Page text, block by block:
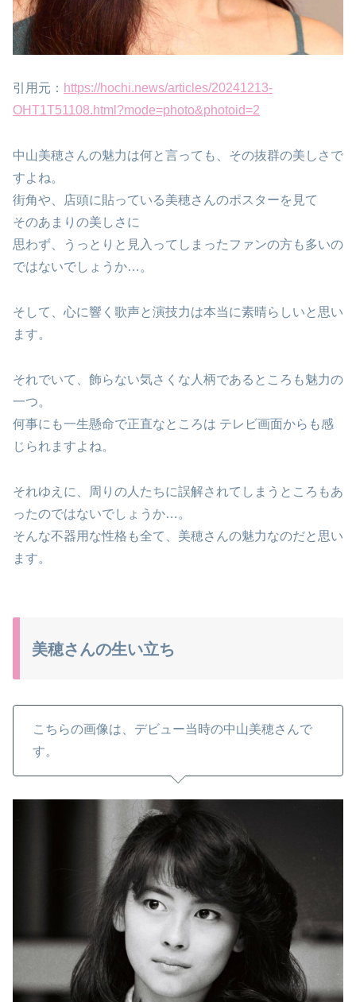
引用元： https://hochi.news/articles/20241213-
OHT1T51108.html?mode=photo&photoid=2
中山美穂さんの魅力は何と言っても、その抜群の美しさで
すよね。
街角や、店頭に貼っている美穂さんのポスターを見て
そのあまりの美しさに
思わず、うっとりと見入ってしまったファンの方も多いの
ではないでしょうか…。
そして、心に響く歌声と演技力は本当に素晴らしいと思い
ます。
それでいて、飾らない気さくな人柄であるところも魅力の
一つ。
何事にも一生懸命で正直なところは テレビ画面からも感
じられますよね。
それゆえに、周りの人たちに誤解されてしまうところもあ
ったのではないでしょうか…。
そんな不器用な性格も全て、美穂さんの魅力なのだと思い
ます。
美穂さんの生い立ち
こちらの画像は、デビュー当時の中山美穂さんで
す。